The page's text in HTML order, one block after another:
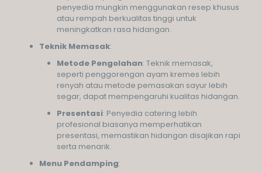
penyedia mungkin menggunakan resep khusus
atau rempah berkualitas tinggi untuk
meningkatkan rasa hidangan.
Teknik Memasak:
Metode Pengolahan: Teknik memasak,
seperti penggorengan ayam kremes lebih
renyah atau metode pemasakan sayur lebih
segar, dapat mempengaruhi kualitas hidangan.
Presentasi: Penyedia catering lebih
profesional biasanya memperhatikan
presentasi, memastikan hidangan disajikan rapi
serta menarik.
Menu Pendamping: